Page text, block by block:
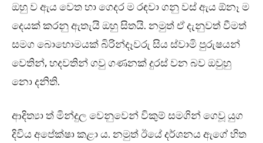
ඔහු ව ඇය වෙත හා ගෙදර ම රඳවා ගනු වස් ඇය ඕනෑ ම
දෙයක් කරනු ඇතැයි ඔහු සිතයි. නමුත් ඒ දැනුවත් වීමත්
සමග බොහොමයක් බිරින්දෑවරු සිය ස්වාමි පුරුෂයන්
වෙතින්, හදවතින් ගවු ගණනක් දුරස් වන බව ඔවුහු
නො දනිති.
ආදිත්‍යා ත් මින්දුල වෙනුවෙන් විකුම් සමගින් ගෙවූ යුග
දිවිය අපේක්ෂා කළා ය. නමුත් ඊයේ දර්ශනය ඇගේ හිත